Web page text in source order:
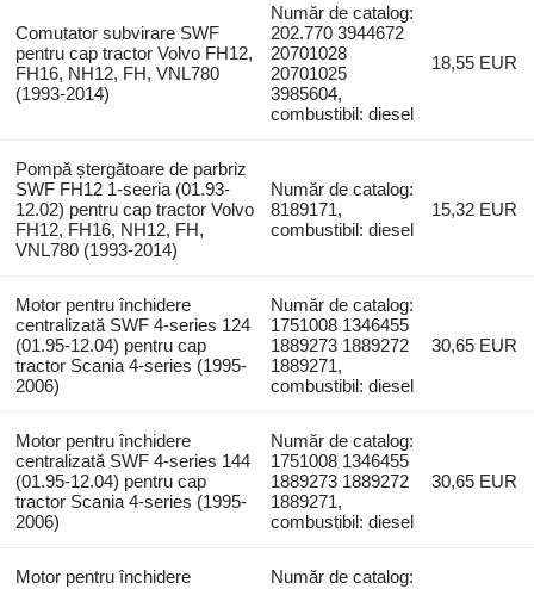
Comutator subvirare SWF
pentru cap tractor Volvo FH12,
FH16, NH12, FH, VNL780
(1993-2014)
Număr de catalog:
202.770 3944672
20701028
20701025
3985604,
combustibil: diesel
18,55 EUR
Pompă ștergătoare de parbriz
SWF FH12 1-seeria (01.93-
12.02) pentru cap tractor Volvo
FH12, FH16, NH12, FH,
VNL780 (1993-2014)
Număr de catalog:
8189171,
combustibil: diesel
15,32 EUR
Motor pentru închidere
centralizată SWF 4-series 124
(01.95-12.04) pentru cap
tractor Scania 4-series (1995-
2006)
Număr de catalog:
1751008 1346455
1889273 1889272
1889271,
combustibil: diesel
30,65 EUR
Motor pentru închidere
centralizată SWF 4-series 144
(01.95-12.04) pentru cap
tractor Scania 4-series (1995-
2006)
Număr de catalog:
1751008 1346455
1889273 1889272
1889271,
combustibil: diesel
30,65 EUR
Motor pentru închidere
Număr de catalog: